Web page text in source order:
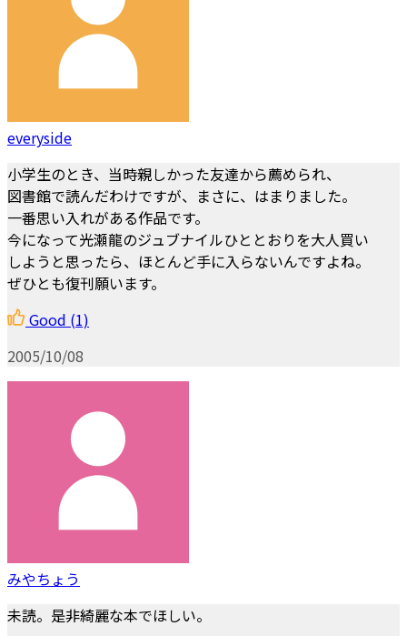
everyside
小学生のとき、当時親しかった友達から薦められ、
図書館で読んだわけですが、まさに、はまりました。
一番思い入れがある作品です。
今になって光瀬龍のジュブナイルひととおりを大人買い
しようと思ったら、ほとんど手に入らないんですよね。
ぜひとも復刊願います。
Good (1)
2005/10/08
みやちょう
未読。是非綺麗な本でほしい。